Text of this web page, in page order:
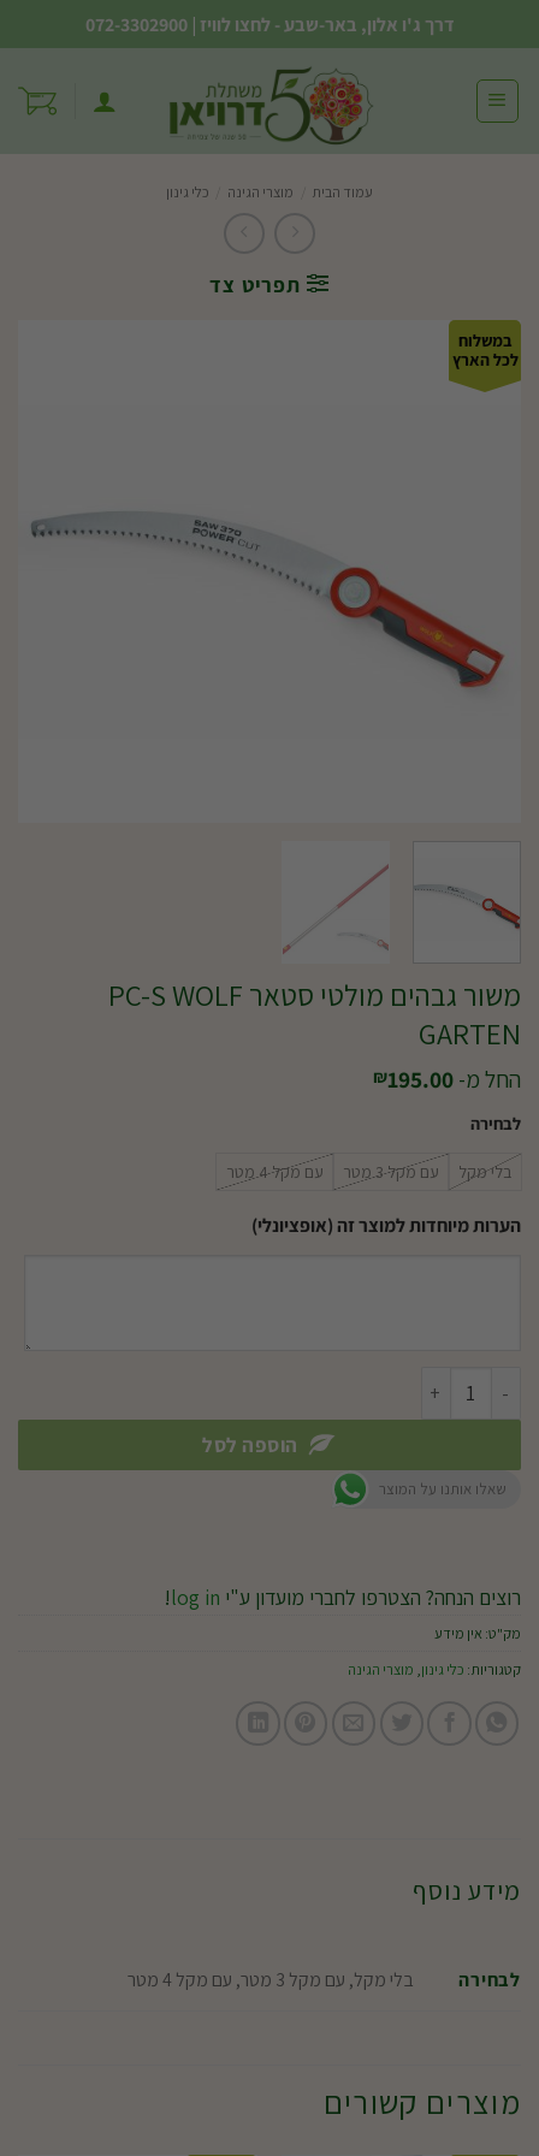
to
content
דרך ג'ו אלון, באר-שבע - לחצו לוויז |
072-3302900
עמוד הבית מוצרי הגינה כלי גינון
תפריט צד
במשלוח
לכל הארץ
משור גבהים מולטי סטאר PC-S WOLF
GARTEN
החל מ- ₪195.00
לבחירה
בלי מקל עם מקל 3 מטר עם מקל 4 מטר
הערות מיוחדות למוצר זה (אופציונלי)
כמות של משור גבהים מולטי סטאר PC-S WOLF GARTEN
הוספה לסל
שאלו אותנו על המוצר
רוצים הנחה? הצטרפו לחברי מועדון ע"י log in
!
מק"ט: אין מידע
קטגוריות: כלי גינון, מוצרי הגינה
מידע נוסף
לבחירה בלי מקל, עם מקל 3 מטר, עם מקל 4 מטר
מוצרים קשורים